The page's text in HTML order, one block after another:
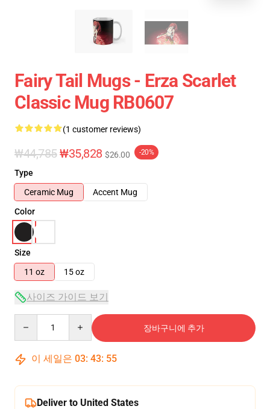
Fairy Tail Mugs - Erza Scarlet
Classic Mug RB0607
(1 customer reviews)
₩44,785₩35,828 $26.00 -20%
Type
Ceramic Mug
Accent Mug
Color
Size
11 oz
15 oz
사이즈 가이드 보기
장바구니에 추가
이 세일은 03: 43: 55
Deliver to United States